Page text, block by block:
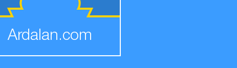
Ardalan.com